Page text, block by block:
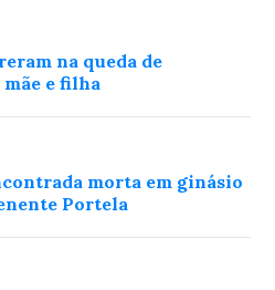
na queda de
e filha
morta em ginásio
Portela